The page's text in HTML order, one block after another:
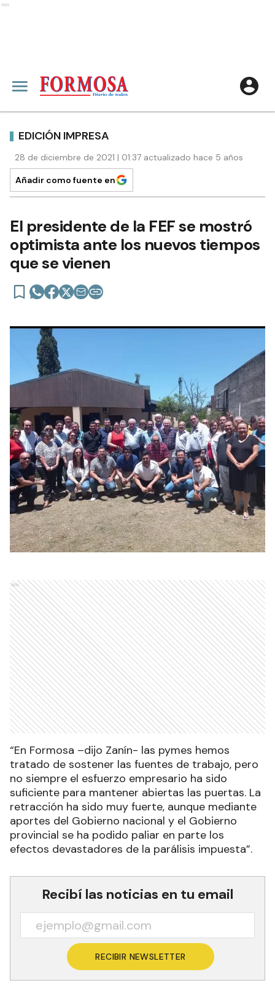
Ads
EDICIÓN IMPRESA
28 de diciembre de 2021 | 01:37 actualizado hace 5 años
Añadir como fuente en
El presidente de la FEF se mostró
optimista ante los nuevos tiempos
que se vienen
Ads
“En Formosa –dijo Zanín- las pymes hemos
tratado de sostener las fuentes de trabajo, pero
no siempre el esfuerzo empresario ha sido
suficiente para mantener abiertas las puertas. La
retracción ha sido muy fuerte, aunque mediante
aportes del Gobierno nacional y el Gobierno
provincial se ha podido paliar en parte los
efectos devastadores de la parálisis impuesta”.
Recibí las noticias en tu email
RECIBIR NEWSLETTER